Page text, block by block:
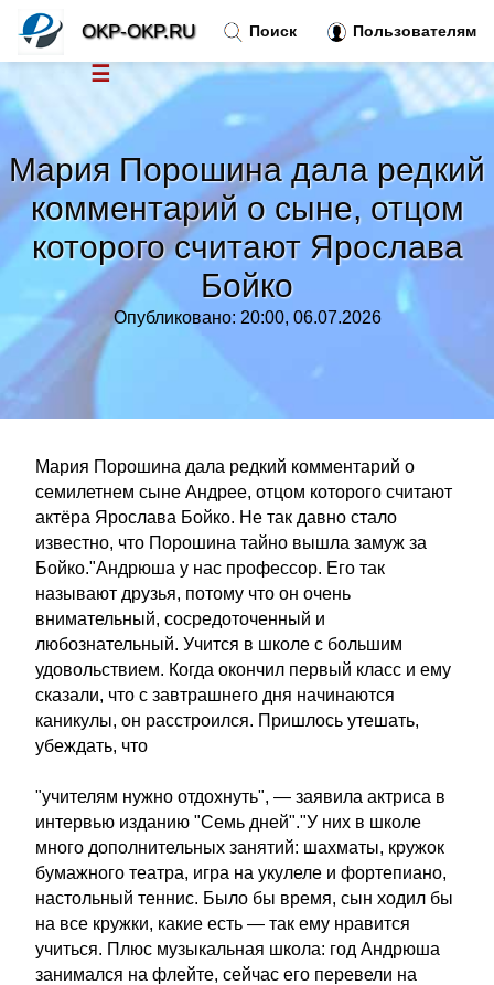
Мария Порошина дала редкий
комментарий о сыне, отцом
которого считают Ярослава
Бойко
Опубликовано: 20:00, 06.07.2026
Мария Порошина дала редкий комментарий о
семилетнем сыне Андрее, отцом которого считают
актёра Ярослава Бойко. Не так давно стало
известно, что Порошина тайно вышла замуж за
Бойко."Андрюша у нас профессор. Его так
называют друзья, потому что он очень
внимательный, сосредоточенный и
любознательный. Учится в школе с большим
удовольствием. Когда окончил первый класс и ему
сказали, что с завтрашнего дня начинаются
каникулы, он расстроился. Пришлось утешать,
убеждать, что
"учителям нужно отдохнуть", — заявила актриса в
интервью изданию "Семь дней"."У них в школе
много дополнительных занятий: шахматы, кружок
бумажного театра, игра на укулеле и фортепиано,
настольный теннис. Было бы время, сын ходил бы
на все кружки, какие есть — так ему нравится
учиться. Плюс музыкальная школа: год Андрюша
занимался на флейте, сейчас его перевели на
Поиск Пользователям
OKP-OKP.RU
☰
Тренды новостей»
Рубрики»
Правила »